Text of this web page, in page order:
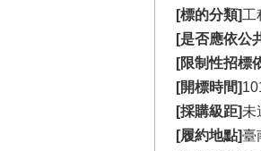
[標的分類]工
[是否應依公
[限制性招標
[開標時間]
[採購級距]未
[履約地點]臺